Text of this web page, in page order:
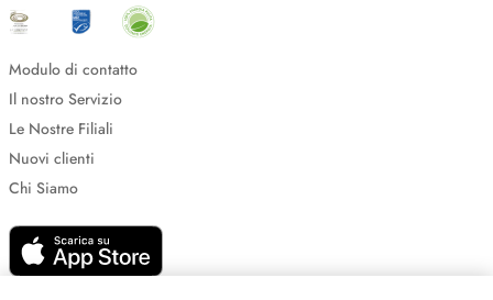
Modulo di contatto
Il nostro Servizio
Le Nostre Filiali
Nuovi clienti
Chi Siamo